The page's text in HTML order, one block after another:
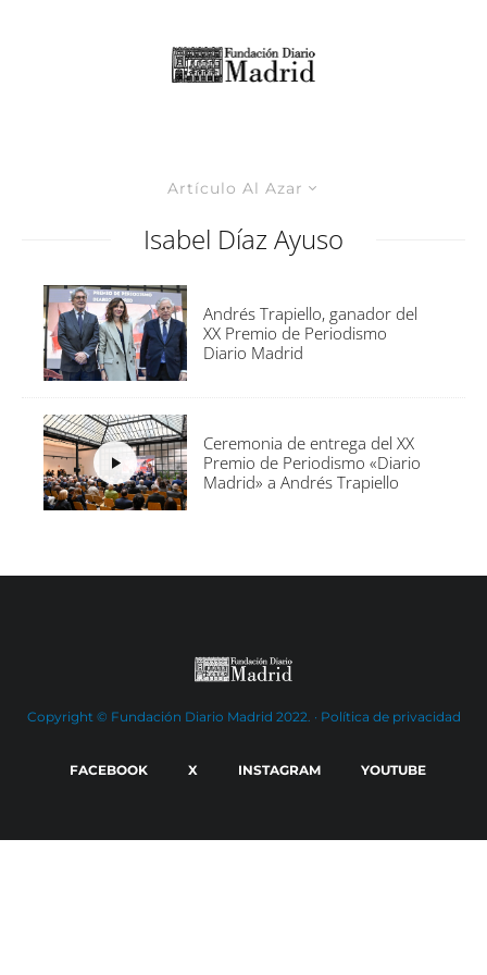
Artículo Al Azar
Isabel Díaz Ayuso
Andrés Trapiello, ganador del
XX Premio de Periodismo
Diario Madrid
Ceremonia de entrega del XX
Premio de Periodismo «Diario
Madrid» a Andrés Trapiello
Copyright © Fundación Diario Madrid 2022. · Política de privacidad
FACEBOOK X INSTAGRAM YOUTUBE